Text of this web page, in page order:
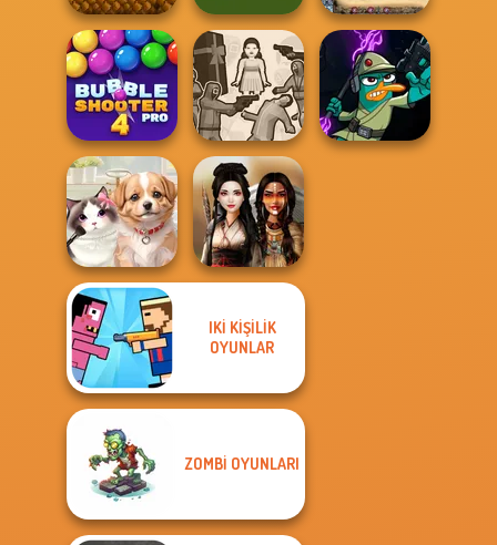
Mini Guardians
Castle Defense
Battle Of Tank
Steel
Canyon Defence
Bubble Shooter
Pro 4
Squid Battle
Simulator
Pet Salon
IKI KIŞILIK
OYUNLAR
ZOMBI OYUNLARI